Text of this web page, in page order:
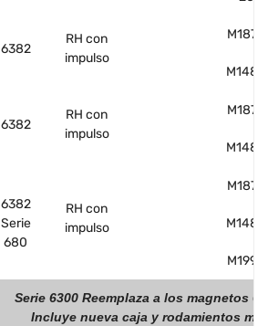
6382
RH con
impulso
M1878
M1480
6382
RH con
impulso
M1878
M1480
6382
Serie
680
RH con
impulso
M1878
M1480
M1990
Serie 6300 Reemplaza a los magnetos
Incluye nueva caja y rodamientos